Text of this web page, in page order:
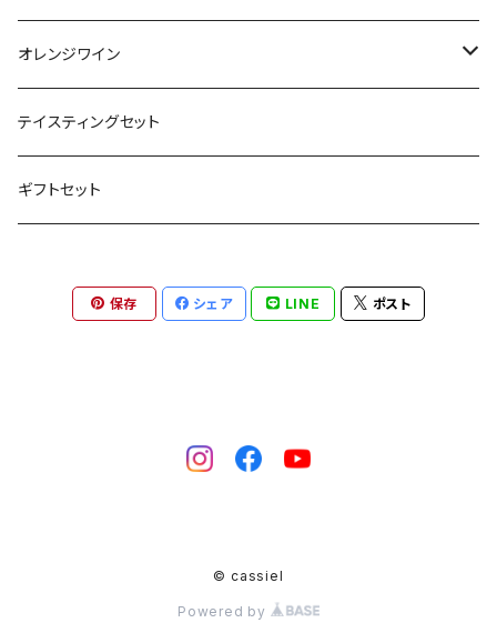
ラインヘッセン
ザーレ・ウンストルート
ザーレ・ウンストルート
プファルツ
ラインヘッセン
ヴァイスブルグンダー
モーゼル
プファルツ
グラウブルグンダー
バーデン
ミッテルライン
シャルドネ
プファルツ
フランケン
ソーヴィニヨン・ブラン
モーゼル
モーゼル
ラインヘッセン
モーゼル
ラインヘッセン
ショイレーベ
フランケン
バフース
フランケン
キュヴェ(ブレンド)
リースリング
モーゼル
ラインガウ
その他
プファルツ
ヴュルツァー
オレンジワイン
その他
プファルツ
リースリング
テイスティングセット
ギフトセット
保存 シェア LINE ポスト
© cassiel
Powered by